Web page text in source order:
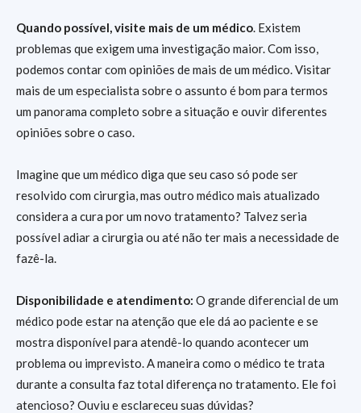
Quando possível, visite mais de um médico. Existem
problemas que exigem uma investigação maior. Com isso,
podemos contar com opiniões de mais de um médico. Visitar
mais de um especialista sobre o assunto é bom para termos
um panorama completo sobre a situação e ouvir diferentes
opiniões sobre o caso.
Imagine que um médico diga que seu caso só pode ser
resolvido com cirurgia, mas outro médico mais atualizado
considera a cura por um novo tratamento? Talvez seria
possível adiar a cirurgia ou até não ter mais a necessidade de
fazê-la.
Disponibilidade e atendimento: O grande diferencial de um
médico pode estar na atenção que ele dá ao paciente e se
mostra disponível para atendê-lo quando acontecer um
problema ou imprevisto. A maneira como o médico te trata
durante a consulta faz total diferença no tratamento. Ele foi
atencioso? Ouviu e esclareceu suas dúvidas?